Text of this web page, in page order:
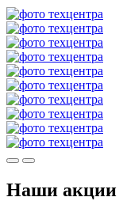
Наши акции